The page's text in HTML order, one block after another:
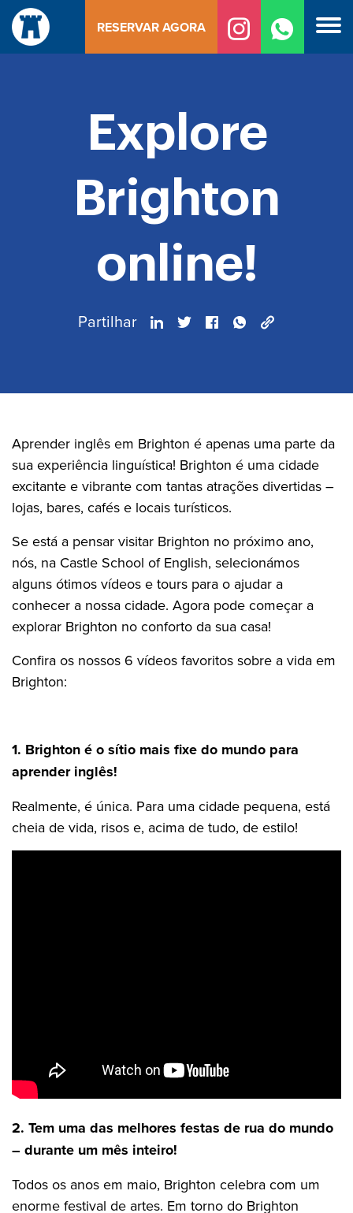
Saltar
para
o
RESERVAR AGORA
Explore
Brighton
online!
Partilhar
Aprender inglês em Brighton é apenas uma parte da
sua experiência linguística! Brighton é uma cidade
excitante e vibrante com tantas atrações divertidas –
lojas, bares, cafés e locais turísticos.
Se está a pensar visitar Brighton no próximo ano,
nós, na Castle School of English, selecionámos
alguns ótimos vídeos e tours para o ajudar a
conhecer a nossa cidade. Agora pode começar a
explorar Brighton no conforto da sua casa!
Confira os nossos 6 vídeos favoritos sobre a vida em
Brighton:
1. Brighton é o sítio mais fixe do mundo para
aprender inglês!
Realmente, é única. Para uma cidade pequena, está
cheia de vida, risos e, acima de tudo, de estilo!
2. Tem uma das melhores festas de rua do mundo
– durante um mês inteiro!
Todos os anos em maio, Brighton celebra com um
enorme festival de artes. Em torno do Brighton